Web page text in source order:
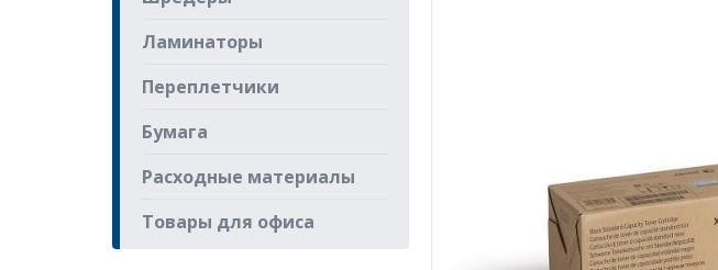
Ламинаторы
Переплетчики
Бумага
Расходные материалы
Товары для офиса